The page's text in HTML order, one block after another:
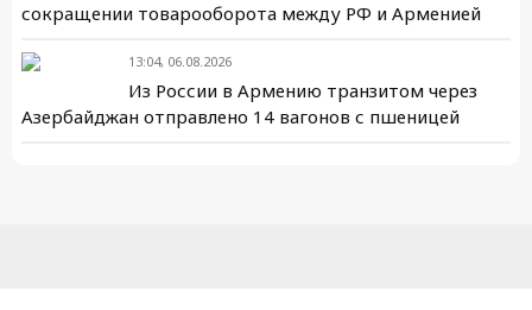
сокращении товарооборота между РФ и Арменией
13:04, 06.08.2026
Из России в Армению транзитом через
Азербайджан отправлено 14 вагонов с пшеницей